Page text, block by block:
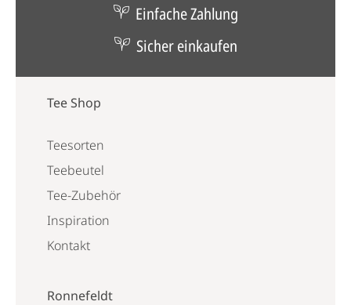
Einfache Zahlung
Sicher einkaufen
Tee Shop
Teesorten
Teebeutel
Tee-Zubehör
Inspiration
Kontakt
Ronnefeldt